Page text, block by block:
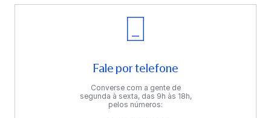
Fale por telefone
Converse com a gente de
segunda à sexta, das 9h às 18h,
pelos números: